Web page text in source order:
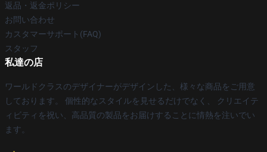
返品・返金ポリシー
お問い合わせ
カスタマーサポート(FAQ)
スタッフ
私達の店
ワールドクラスのデザイナーがデザインした、様々な商品をご用意
しております。 個性的なスタイルを見せるだけでなく、 クリエイテ
ィビティを祝い、高品質の製品をお届けすることに情熱を注いでい
ます。